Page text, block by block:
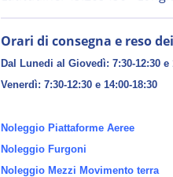
Orari di consegna e reso
Dal Lunedi al Giovedì: 7:30-12:30 e
Venerdì: 7:30-12:30 e 14:00-18:30
Noleggio Piattaforme Aeree
Noleggio Furgoni
Noleggio Mezzi Movimento terra